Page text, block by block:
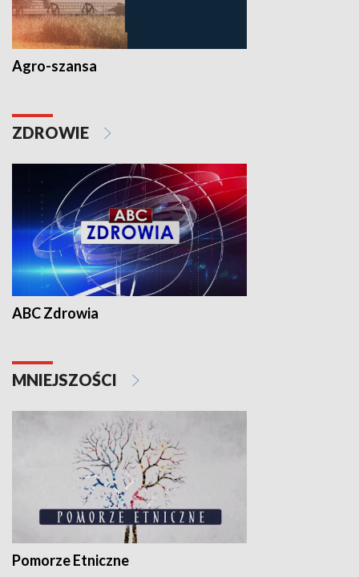
Agro-szansa
ZDROWIE
ABC Zdrowia
MNIEJSZOŚCI
Pomorze Etniczne